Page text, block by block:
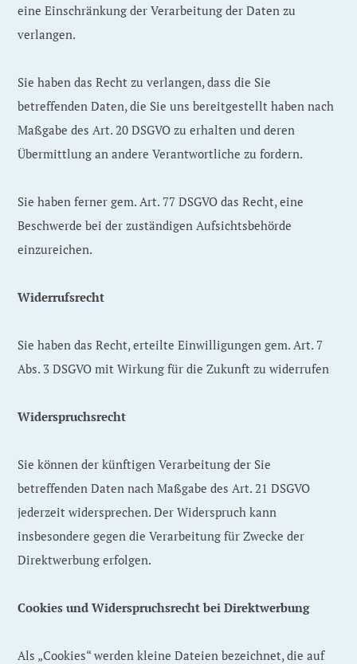
eine Einschränkung der Verarbeitung der Daten zu
verlangen.
Sie haben das Recht zu verlangen, dass die Sie
betreffenden Daten, die Sie uns bereitgestellt haben nach
Maßgabe des Art. 20 DSGVO zu erhalten und deren
Übermittlung an andere Verantwortliche zu fordern.
Sie haben ferner gem. Art. 77 DSGVO das Recht, eine
Beschwerde bei der zuständigen Aufsichtsbehörde
einzureichen.
Widerrufsrecht
Sie haben das Recht, erteilte Einwilligungen gem. Art. 7
Abs. 3 DSGVO mit Wirkung für die Zukunft zu widerrufen
Widerspruchsrecht
Sie können der künftigen Verarbeitung der Sie
betreffenden Daten nach Maßgabe des Art. 21 DSGVO
jederzeit widersprechen. Der Widerspruch kann
insbesondere gegen die Verarbeitung für Zwecke der
Direktwerbung erfolgen.
Cookies und Widerspruchsrecht bei Direktwerbung
Als „Cookies“ werden kleine Dateien bezeichnet, die auf